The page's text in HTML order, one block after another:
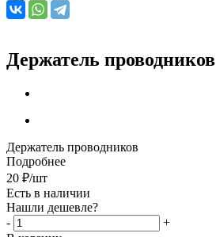
Держатель проводников
Держатель проводников
Подробнее
20 ₽/шт
Есть в наличии
Нашли дешевле?
-
+